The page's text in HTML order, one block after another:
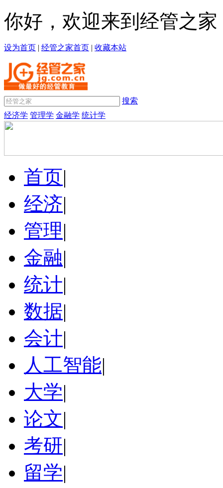
你好，欢迎来到经管之家
设为首页 | 经管之家首页 | 收藏本站
搜索
经济学 管理学 金融学 统计学
首页|
经济|
管理|
金融|
统计|
数据|
会计|
人工智能|
大学|
论文|
考研|
留学|